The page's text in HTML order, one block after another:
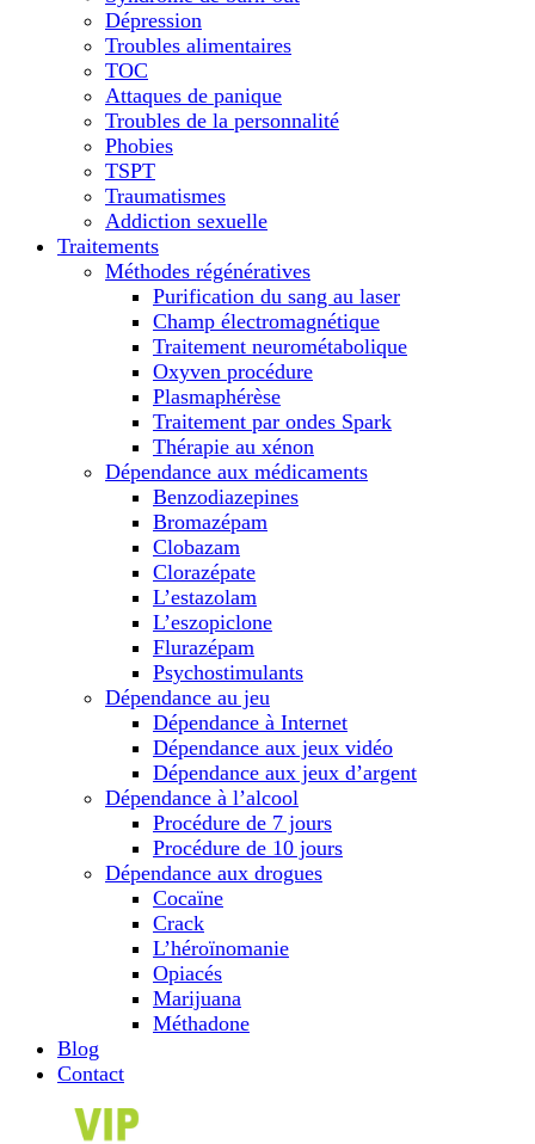
Dépression
Troubles alimentaires
TOC
Attaques de panique
Troubles de la personnalité
Phobies
TSPT
Traumatismes
Addiction sexuelle
Traitements
Méthodes régénératives
Purification du sang au laser
Champ électromagnétique
Traitement neurométabolique
Oxyven procédure
Plasmaphérèse
Traitement par ondes Spark
Thérapie au xénon
Dépendance aux médicaments
Benzodiazepines
Bromazépam
Clobazam
Clorazépate
L’estazolam
L’eszopiclone
Flurazépam
Psychostimulants
Dépendance au jeu
Dépendance à Internet
Dépendance aux jeux vidéo
Dépendance aux jeux d’argent
Dépendance à l’alcool
Procédure de 7 jours
Procédure de 10 jours
Dépendance aux drogues
Cocaïne
Crack
L’héroïnomanie
Opiacés
Marijuana
Méthadone
Blog
Contact